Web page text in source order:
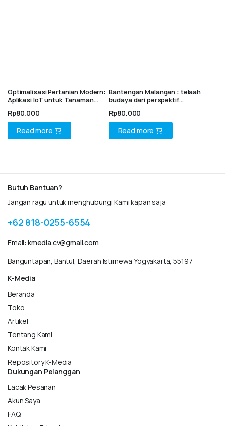
Optimalisasi Pertanian Modern:
Aplikasi IoT untuk Tanaman
Rp80.000
Read more
Bantengan Malangan : telaah
budaya dari perspektif
Rp80.000
Read more
Butuh Bantuan?
Jangan ragu untuk menghubungi Kami kapan saja:
+62 818-0255-6554
Email: kmedia.cv@gmail.com
Banguntapan, Bantul, Daerah Istimewa Yogyakarta, 55197
K-Media
Beranda
Toko
Artikel
Tentang Kami
Kontak Kami
Repository K-Media
Dukungan Pelanggan
Lacak Pesanan
Akun Saya
FAQ